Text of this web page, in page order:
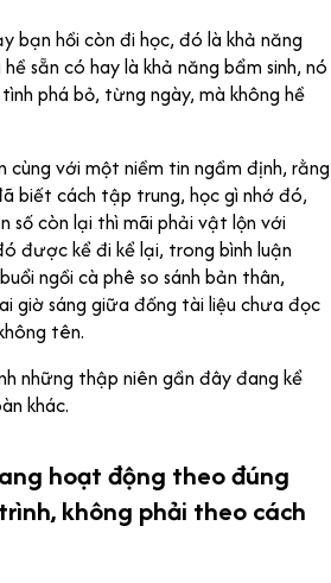
bạn hồi còn đi học, đó là khả năng
sẵn có hay là khả năng bẩm sinh, nó
phá bỏ, từng ngày, mà không hề
cùng với một niềm tin ngầm định, rằng
biết cách tập trung, học gì nhớ đó,
số còn lại thì mãi phải vật lộn với
được kể đi kể lại, trong bình luận
ngồi cà phê so sánh bản thân,
giờ sáng giữa đống tài liệu chưa đọc
tên.
những thập niên gần đây đang kể
khác.
hoạt động theo đúng
không phải theo cách